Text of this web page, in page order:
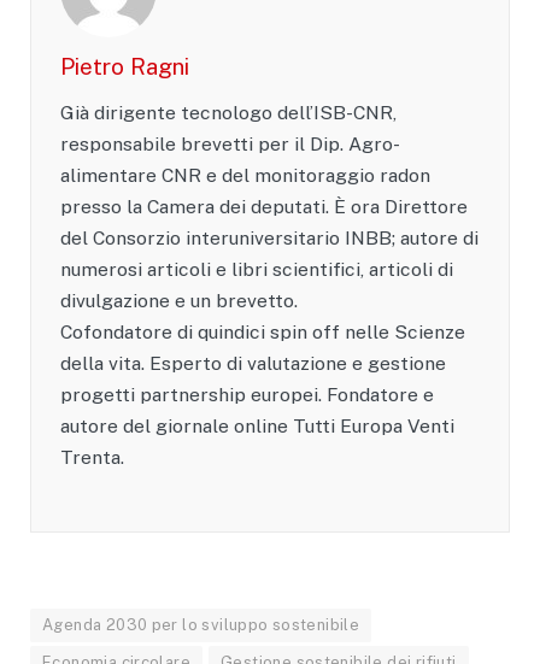
Pietro Ragni
Già dirigente tecnologo dell’ISB-CNR,
responsabile brevetti per il Dip. Agro-
alimentare CNR e del monitoraggio radon
presso la Camera dei deputati. È ora Direttore
del Consorzio interuniversitario INBB; autore di
numerosi articoli e libri scientifici, articoli di
divulgazione e un brevetto.
Cofondatore di quindici spin off nelle Scienze
della vita. Esperto di valutazione e gestione
progetti partnership europei. Fondatore e
autore del giornale online Tutti Europa Venti
Trenta.
Agenda 2030 per lo sviluppo sostenibile